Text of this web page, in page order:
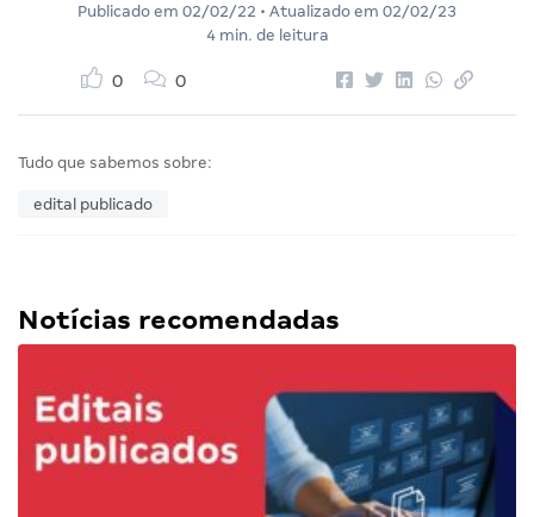
Publicado em 02/02/22 • Atualizado em 02/02/23
4 min. de leitura
0 0
Tudo que sabemos sobre:
edital publicado
Notícias recomendadas